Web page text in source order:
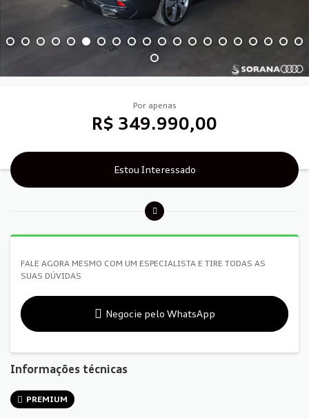
Por apenas
R$ 349.990,00
Estou Interessado
FALE AGORA MESMO COM UM ESPECIALISTA E TIRE TODAS AS
SUAS DÚVIDAS
Negocie pelo WhatsApp
Informações técnicas
PREMIUM